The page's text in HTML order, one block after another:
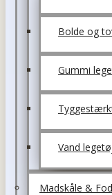
Bolde og
Gummi
Vand
Madskåle &